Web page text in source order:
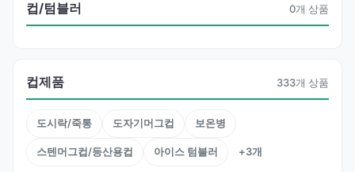
컵/텀블러 0개 상품
컵제품 333개 상품
도시락/죽통 도자기머그컵 보온병
스텐머그컵/등산용컵 아이스 텀블러 +3개